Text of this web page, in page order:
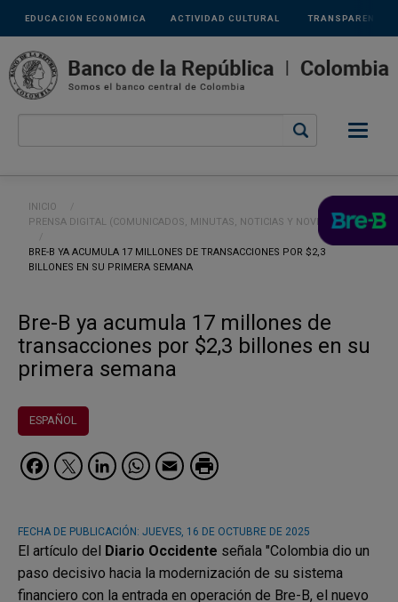
Pasar al contenido principal
Links
secundarios
ACTIVIDAD CULTURAL
EDUCACIÓN ECONÓMICA TRANSPARENCIA
Ruta de navegación
INICIO
PRENSA DIGITAL (COMUNICADOS, MINUTAS, NOTICIAS Y NOVEDADES)
CURRENT:
BRE-B YA ACUMULA 17 MILLONES DE TRANSACCIONES POR $2,3
BILLONES EN SU PRIMERA SEMANA
Bre-B ya acumula 17 millones de
transacciones por $2,3 billones en su
primera semana
ESPAÑOL
Facebook
Twitter
LinkedIn
WhatsApp
Email
FECHA DE PUBLICACIÓN: JUEVES, 16 DE OCTUBRE DE 2025
El artículo del Diario Occidente señala "Colombia dio un
paso decisivo hacia la modernización de su sistema
financiero con la entrada en operación de Bre-B, el nuevo